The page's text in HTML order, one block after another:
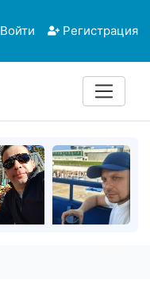
Войти Регистрация